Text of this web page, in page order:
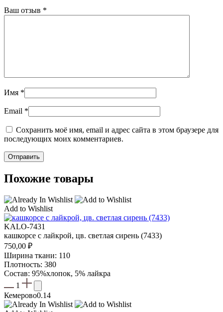
Ваш отзыв *
Имя *
Email *
Сохранить моё имя, email и адрес сайта в этом браузере для
последующих моих комментариев.
Похожие товары
Add to Wishlist
KALO-7431
кашкорсе с лайкрой, цв. светлая сирень (7433)
750,00 ₽
Ширина ткани: 110
Плотность: 380
Состав: 95%хлопок, 5% лайкра
1
Кемерово0.14